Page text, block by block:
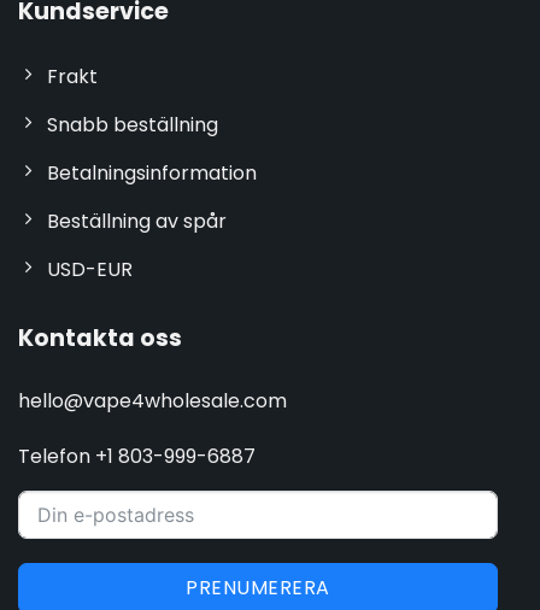
Kundservice
Frakt
Snabb beställning
Betalningsinformation
Beställning av spår
USD-EUR
Kontakta oss
hello@vape4wholesale.com
Telefon +1 803-999-6887
PRENUMERERA